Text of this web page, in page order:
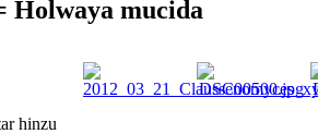
Holwaya mucida
hinzu